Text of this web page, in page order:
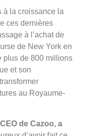
à la croissance la
ces dernières
à l’achat de
de New York en
plus de 800 millions
et son
au Royaume-
de Cazoo, a